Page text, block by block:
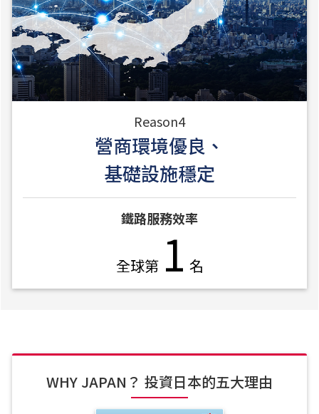
Reason4
營商環境優良、
基礎設施穩定
鐵路服務效率
全球第 1 名
WHY JAPAN？ 投資日本的五大理由